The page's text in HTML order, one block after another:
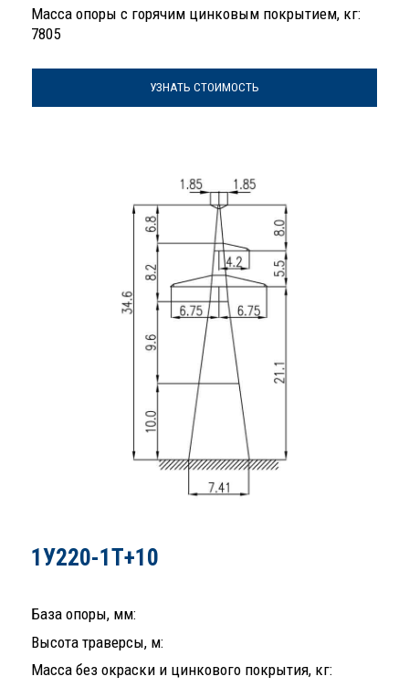
Масса опоры с горячим цинковым покрытием, кг:
7805
УЗНАТЬ СТОИМОСТЬ
1У220-1Т+10
База опоры, мм:
Высота траверсы, м:
Масса без окраски и цинкового покрытия, кг: